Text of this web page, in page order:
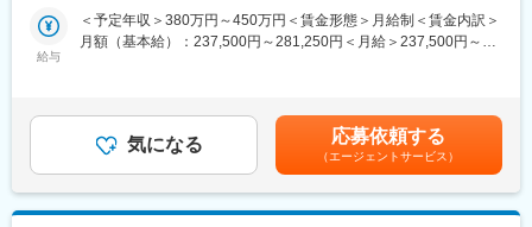
・制作進行・スケジュール管理（デザイン依頼・製造依頼）
・販売戦略の考案・実行（POPUPストア等の販促企画）
・そのほか庶務業務
企画・開催します。
自身が手がけたコンテンツの盛り上がりや反響を直に感じて、や
りがいに繋げられるポジションです。
給与
＜予定年収＞380万円～450万円＜賃金形態＞月給制＜賃金内訳＞
月額（基本給）：237,500円～281,250円＜月給＞237,500円～
金はあくまでも目安の金額であり、選考を通じて上下する可能性
があります。月給(月額)は固定手当を含めた表記です。
気になる 応募依頼する
（エージェントサービス）